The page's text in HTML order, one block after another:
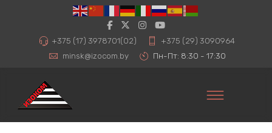
+375 (17) 3978701(02)
+375 (29) 3090964
minsk@izocom.by
Пн-Пт: 8:30 - 17:30